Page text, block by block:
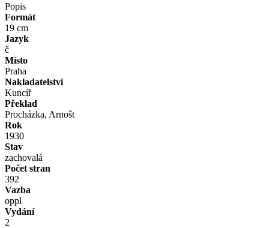
Popis
Formát
19 cm
Jazyk
č
Místo
Praha
Nakladatelství
Kuncíř
Překlad
Procházka, Arnošt
Rok
1930
Stav
zachovalá
Počet stran
392
Vazba
oppl
Vydání
2